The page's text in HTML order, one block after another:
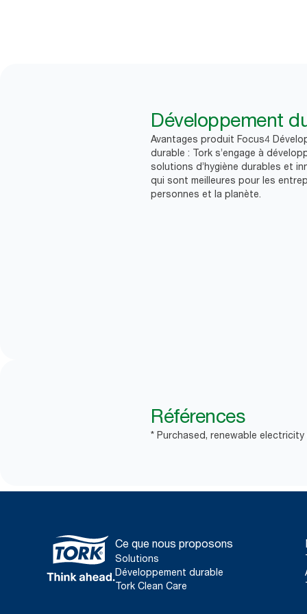
Développement
Avantages produit Focus4
durable : Tork s’engage à
solutions d’hygiène durables et
qui sont meilleures pour les
personnes et la planète.
Références
* Purchased, renewable
Ce que nous proposons
Solutions
Développement durable
Tork Clean Care